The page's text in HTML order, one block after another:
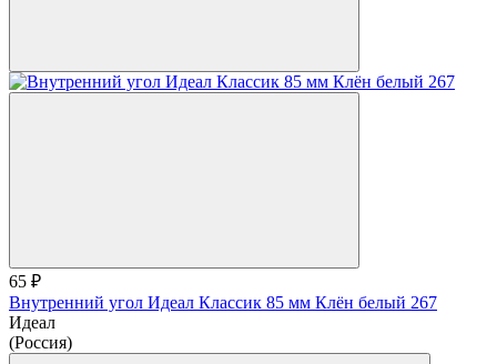
65 ₽
Внутренний угол Идеал Классик 85 мм Клён белый 267
Идеал
(Россия)